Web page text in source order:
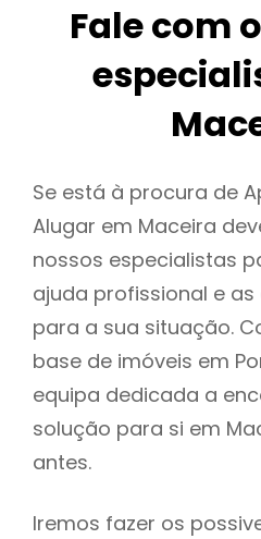
Fale com
Se está à procura de
Alugar em Maceira
nossos especialistas
ajuda profissional e
para a sua situação.
base de imóveis em
equipa dedicada a
solução para si em
antes.
Iremos fazer os